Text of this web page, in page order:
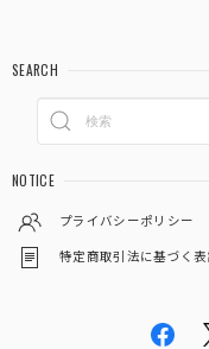
SEARCH
NOTICE
プライバシーポリシー
特定商取引法に基づく表